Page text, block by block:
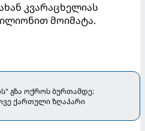
კვარაცხელიას
მოიმატა.
გზა ოქროს ბურთამდე:
ქართული ზღაპარი